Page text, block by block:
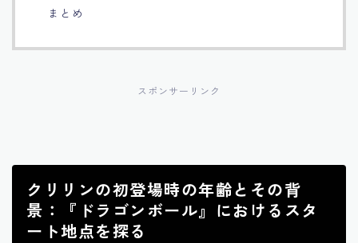
Português
まとめ
スポンサーリンク
クリリンの初登場時の年齢とその背
景：『ドラゴンボール』におけるスタ
ート地点を探る